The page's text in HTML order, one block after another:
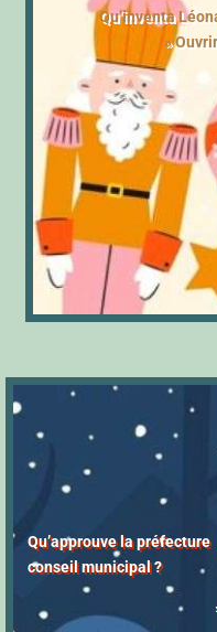
Qu’inventa
»
Qu’approuve la
conseil municipal ?